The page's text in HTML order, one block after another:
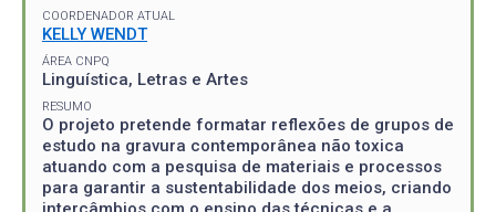
COORDENADOR ATUAL
KELLY WENDT
ÁREA CNPQ
Linguística, Letras e Artes
RESUMO
O projeto pretende formatar reflexões de grupos de
estudo na gravura contemporânea não toxica
atuando com a pesquisa de materiais e processos
para garantir a sustentabilidade dos meios, criando